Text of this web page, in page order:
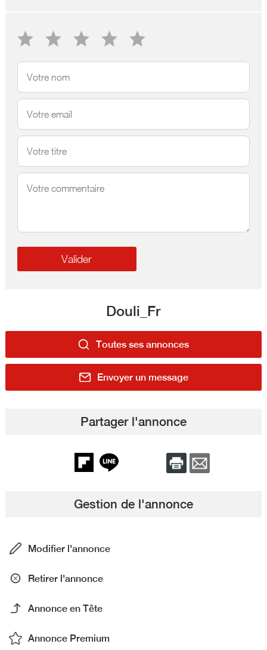
Douli_Fr
Toutes ses annonces
Envoyer un message
Partager l'annonce
Gestion de l'annonce
Modifier l'annonce
Retirer l'annonce
Annonce en Tête
Annonce Premium